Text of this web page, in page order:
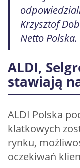
Krzysztof
Netto Polska.
ALDI,
stawiają
ALDI Polska
klatkowych
rynku,
oczekiwań